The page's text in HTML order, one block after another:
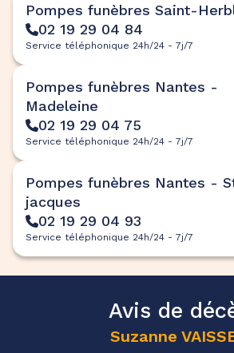
Pompes funèbres Saint-
02 19 29 04 84
Service téléphonique 24h/24 - 7j/7
Pompes funèbres Nantes -
Madeleine
02 19 29 04 75
Service téléphonique 24h/24 - 7j/7
Pompes funèbres Nantes -
jacques
02 19 29 04 93
Service téléphonique 24h/24 - 7j/7
Avis de
Suzanne